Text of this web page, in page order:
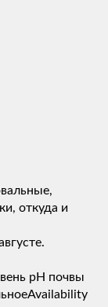
откуда и
pH почвы